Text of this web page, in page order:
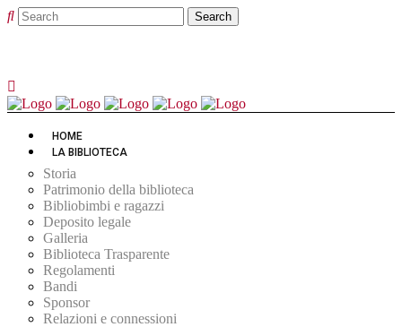
HOME
LA BIBLIOTECA
Storia
Patrimonio della biblioteca
Bibliobimbi e ragazzi
Deposito legale
Galleria
Biblioteca Trasparente
Regolamenti
Bandi
Sponsor
Relazioni e connessioni